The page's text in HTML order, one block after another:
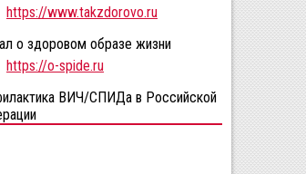
https://www.takzdorovo.ru
о здоровом образе жизни
https://o-spide.ru
ВИЧ/СПИДа в Российской